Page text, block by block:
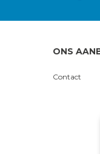
ONS
Contact